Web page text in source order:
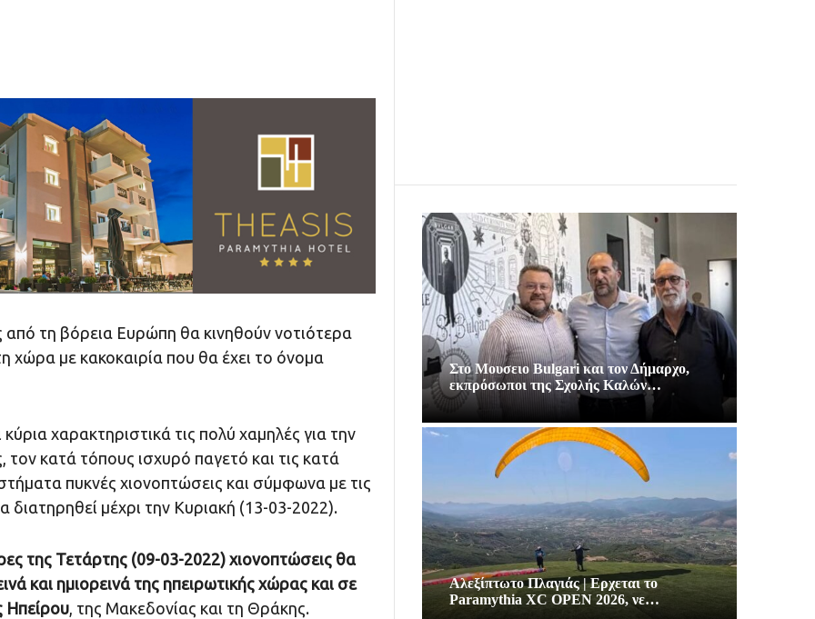
από τη βόρεια Ευρώπη θα κινηθούν νοτιότερα
χώρα με κακοκαιρία που θα έχει το όνομα
κύρια χαρακτηριστικά τις πολύ χαμηλές για την
τον κατά τόπους ισχυρό παγετό και τις κατά
πυκνές χιονοπτώσεις και σύμφωνα με τις
διατηρηθεί μέχρι την Κυριακή (13-03-2022).
της Τετάρτης (09-03-2022) χιονοπτώσεις θα
και ημιορεινά της ηπειρωτικής χώρας και σε
Ηπείρου, της Μακεδονίας και τη Θράκης.
Στο Μουσειο Bulgari και τον Δήμαρχο,
εκπρόσωποι της Σχολής Καλών…
Αλεξίπτωτο Πλαγιάς | Ερχεται το
Paramythia XC OPEN 2026, νε…